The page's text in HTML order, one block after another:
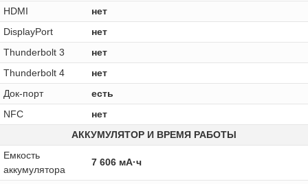
HDMI
нет
DisplayPort
нет
Thunderbolt 3
нет
Thunderbolt 4
нет
Док-порт
есть
NFC
нет
АККУМУЛЯТОР И ВРЕМЯ РАБОТЫ
Емкость
аккумулятора
7 606 мА·ч